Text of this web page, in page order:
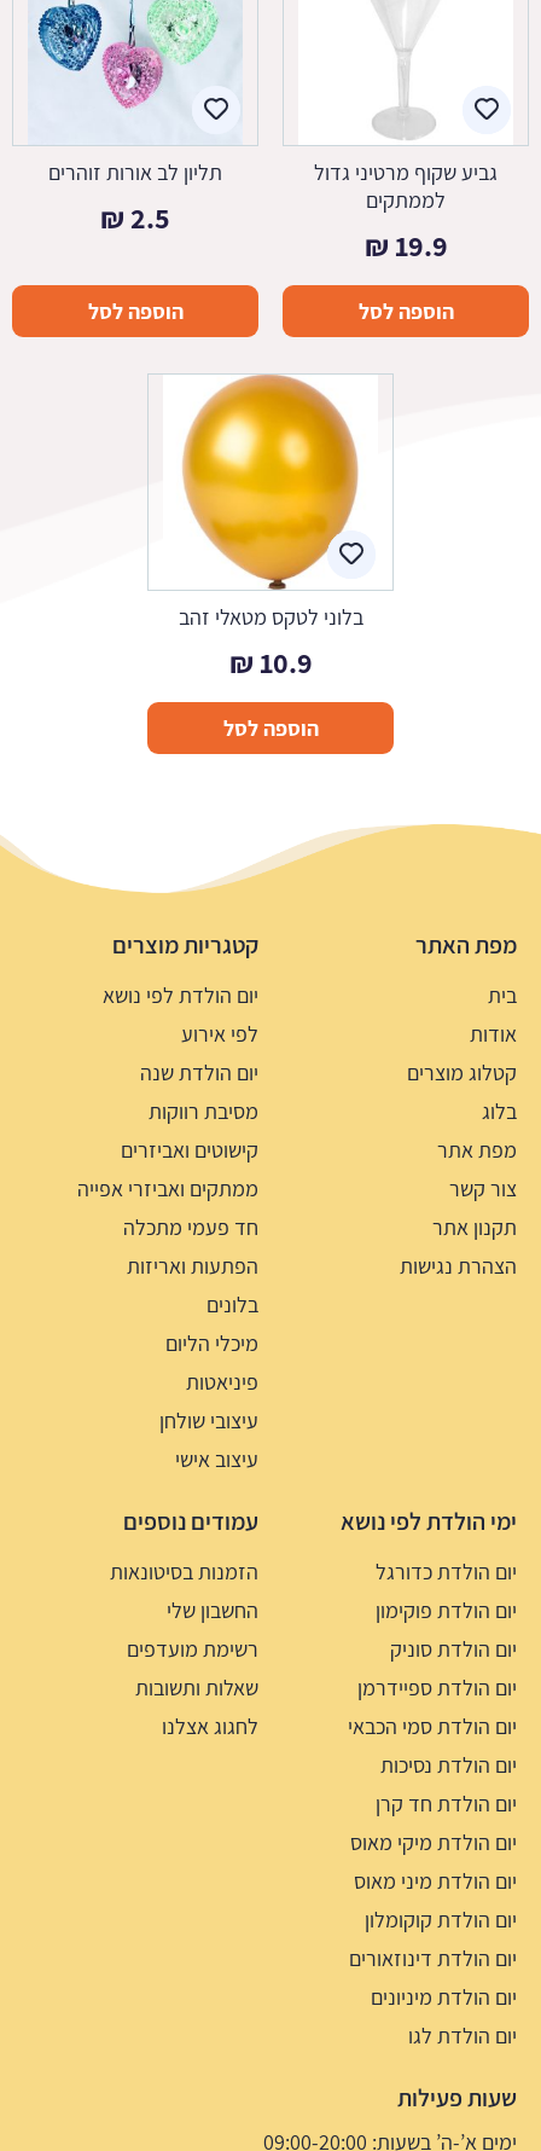
גביע שקוף מרטיני גדול
לממתקים
19.9
₪
הוספה לסל
תליון לב אורות זוהרים
2.5
₪
הוספה לסל
בלוני לטקס מטאלי זהב
10.9
₪
הוספה לסל
מפת האתר
בית
אודות
קטלוג מוצרים
בלוג
מפת אתר
צור קשר
תקנון אתר
הצהרת נגישות
קטגריות מוצרים
יום הולדת לפי נושא
לפי אירוע
יום הולדת שנה
מסיבת רווקות
קישוטים ואביזרים
ממתקים ואביזרי אפייה
חד פעמי מתכלה
הפתעות ואריזות
בלונים
מיכלי הליום
פיניאטות
עיצובי שולחן
עיצוב אישי
ימי הולדת לפי נושא
יום הולדת כדורגל
יום הולדת פוקימון
יום הולדת סוניק
יום הולדת ספיידרמן
יום הולדת סמי הכבאי
יום הולדת נסיכות
יום הולדת חד קרן
יום הולדת מיקי מאוס
יום הולדת מיני מאוס
יום הולדת קוקומלון
יום הולדת דינוזאורים
יום הולדת מיניונים
יום הולדת לגו
עמודים נוספים
הזמנות בסיטונאות
החשבון שלי
רשימת מועדפים
שאלות ותשובות
לחגוג אצלנו
שעות פעילות
ימים א’-ה’ בשעות: 09:00-20:00